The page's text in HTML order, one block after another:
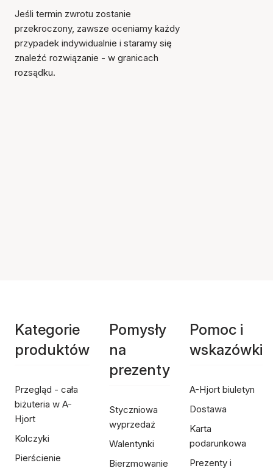
Jeśli termin zwrotu zostanie
przekroczony, zawsze oceniamy każdy
przypadek indywidualnie i staramy się
znaleźć rozwiązanie - w granicach
rozsądku.
Kategorie
produktów
Przegląd - cała
biżuteria w A-
Hjort
Kolczyki
Pierścienie
Pomysły
na
prezenty
Styczniowa
wyprzedaż
Walentynki
Bierzmowanie
Pomoc i
wskazówki
A-Hjort biuletyn
Dostawa
Karta
podarunkowa
Prezenty i